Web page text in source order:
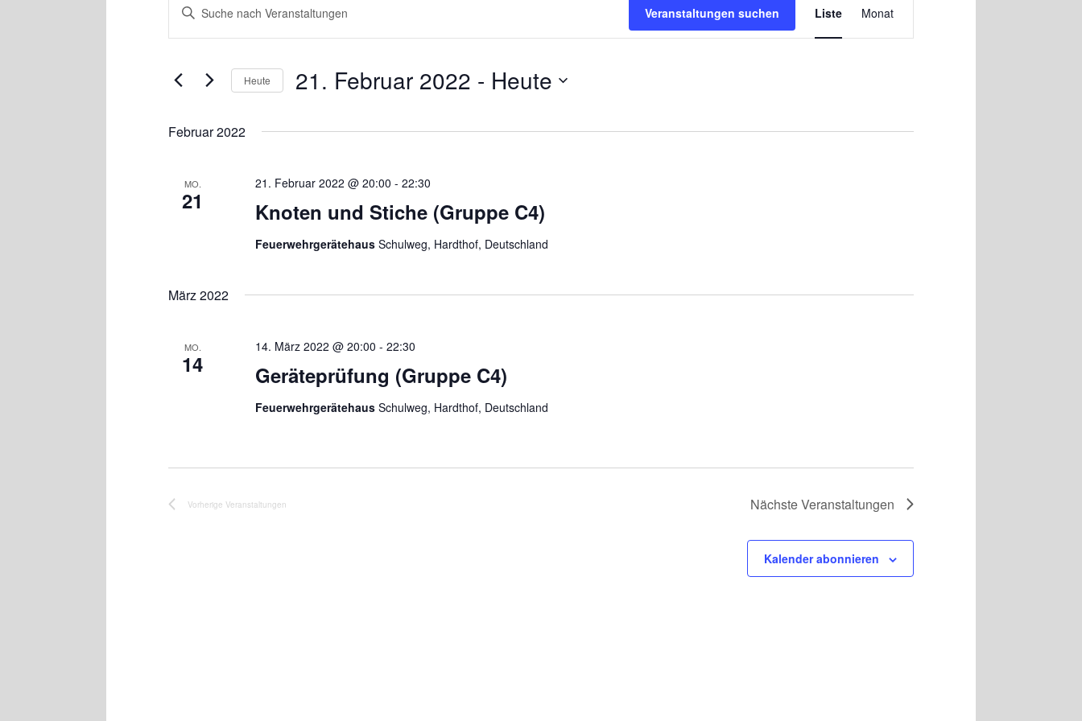
Suche
Ansichten,
Bitte
Schlüsselwort
Veranstaltungen
Schlüsselwort.
Veranstaltungen suchen
Ansichten-
Liste Monat
Heute 21. Februar 2022 - Heute
Februar 2022
MO.
21 Knoten und Stiche (Gruppe C4)
21. Februar 2022 @ 20:00 -22:30
FeuerwehrgerätehausSchulweg, Hardthof, Deutschland
März 2022
MO.
14 Geräteprüfung (Gruppe C4)
14. März 2022 @ 20:00 -22:30
FeuerwehrgerätehausSchulweg, Hardthof, Deutschland
Vorherige Veranstaltungen NächsteVeranstaltungen
Kalender abonnieren